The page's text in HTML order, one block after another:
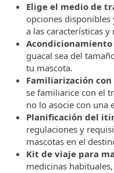
Elige el medio de
opciones disponibles
a las características y
guacal sea del
tu mascota.
Familiarización
se familiarice con el
no lo asocie con una
Planificación del
regulaciones y
mascotas en el
Kit de viaje para
medicinas